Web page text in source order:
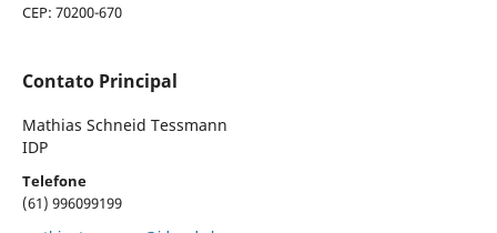
CEP: 70200-670
Contato Principal
Mathias Schneid Tessmann
IDP
Telefone
(61) 996099199